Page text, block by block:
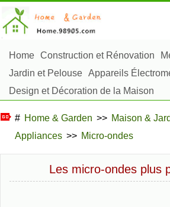
Home Construction et Rénovation
Jardin et Pelouse Appareils
Design et Décoration de la Maison
Aménagement et Construction
# Home & Garden >> Maison &
Appliances >> Micro-ondes
Les micro-ondes plus